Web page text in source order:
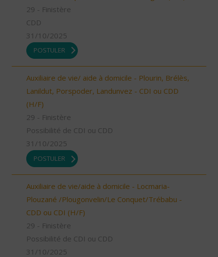
29 - Finistère
CDD
31/10/2025
POSTULER
Auxiliaire de vie/ aide à domicile - Plourin, Brélès,
Lanildut, Porspoder, Landunvez - CDI ou CDD
(H/F)
29 - Finistère
Possibilité de CDI ou CDD
31/10/2025
POSTULER
Auxiliaire de vie/aide à domicile - Locmaria-
Plouzané /Plougonvelin/Le Conquet/Trébabu -
CDD ou CDI (H/F)
29 - Finistère
Possibilité de CDI ou CDD
31/10/2025